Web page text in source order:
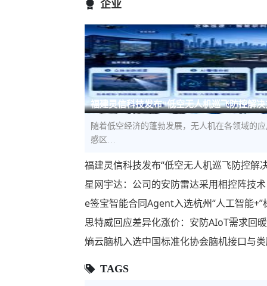
企业
福建灵信科技发布“低空无人机巡飞防控解
随着低空经济的蓬勃发展，无人机在各领域的
感区…
福建灵信科技发布“低空无人机巡飞防控解
星网宇达：公司的安防雷达采用相控阵技
e签宝智能合同Agent入选杭州“人工智能
思特威回应差异化涨价：安防AIoT需求回
熵云脑机入选中国标准化协会脑机接口与
TAGS